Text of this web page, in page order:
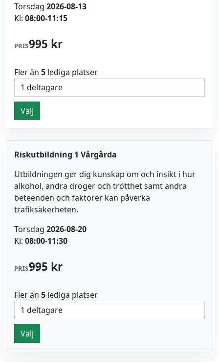
Torsdag 2026-08-13
Kl: 08:00-11:15
PRIS995 kr
Fler än 5 lediga platser
Välj
Riskutbildning 1 Vårgårda
Utbildningen ger dig kunskap om och insikt i hur
alkohol, andra droger och trötthet samt andra
beteenden och faktorer kan påverka
trafiksäkerheten.
Torsdag 2026-08-20
Kl: 08:00-11:30
PRIS995 kr
Fler än 5 lediga platser
Välj